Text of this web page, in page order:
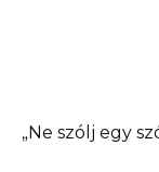
„Ne szólj egy